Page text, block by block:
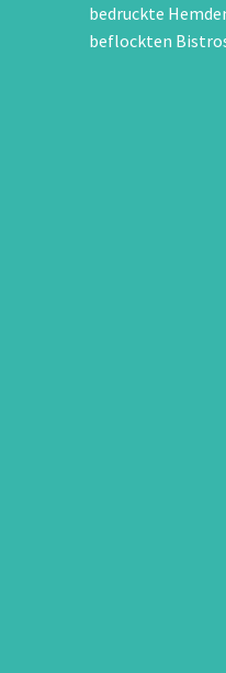
bedruckte
beflockten